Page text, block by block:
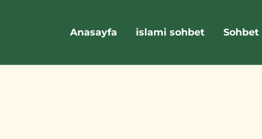
Anasayfa islami sohbet Sohbet